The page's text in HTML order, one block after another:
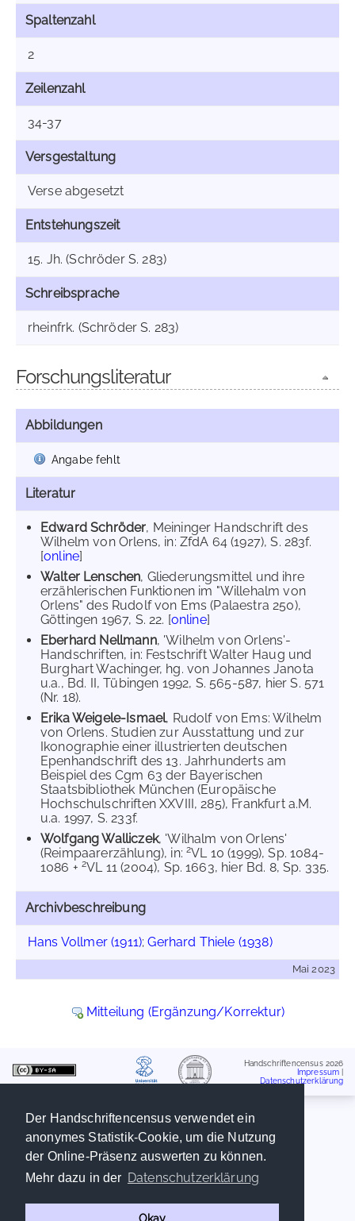
Der Handschriftencensus verwendet ein
anonymes Statistik-Cookie, um die Nutzung
der Online-Präsenz auswerten zu können.
Mehr dazu in der Datenschutzerklärung
Spaltenzahl
2
Zeilenzahl
34-37
Versgestaltung
Verse abgesetzt
Entstehungszeit
15. Jh. (Schröder S. 283)
Schreibsprache
rheinfrk. (Schröder S. 283)
Forschungsliteratur
Abbildungen
Angabe fehlt
Literatur
Edward Schröder, Meininger Handschrift des
Wilhelm von Orlens, in: ZfdA 64 (1927), S. 283f.
[online]
Walter Lenschen, Gliederungsmittel und ihre
erzählerischen Funktionen im "Willehalm von
Orlens" des Rudolf von Ems (Palaestra 250),
Göttingen 1967, S. 22. [online]
Eberhard Nellmann, 'Wilhelm von Orlens'-
Handschriften, in: Festschrift Walter Haug und
Burghart Wachinger, hg. von Johannes Janota
u.a., Bd. II, Tübingen 1992, S. 565-587, hier S. 571
(Nr. 18).
Erika Weigele-Ismael, Rudolf von Ems: Wilhelm
von Orlens. Studien zur Ausstattung und zur
Ikonographie einer illustrierten deutschen
Epenhandschrift des 13. Jahrhunderts am
Beispiel des Cgm 63 der Bayerischen
Staatsbibliothek München (Europäische
Hochschulschriften XXVIII, 285), Frankfurt a.M.
u.a. 1997, S. 233f.
Wolfgang Walliczek, 'Wilhalm von Orlens'
(Reimpaarerzählung), in:2VL 10 (1999), Sp. 1084-
1086 +2VL 11 (2004), Sp. 1663, hier Bd. 8, Sp. 335.
Archivbeschreibung
Hans Vollmer (1911);Gerhard Thiele (1938)
Mai 2023
Mitteilung (Ergänzung/Korrektur)
Handschriftencensus 2026
Impressum
Datenschutzerklärung